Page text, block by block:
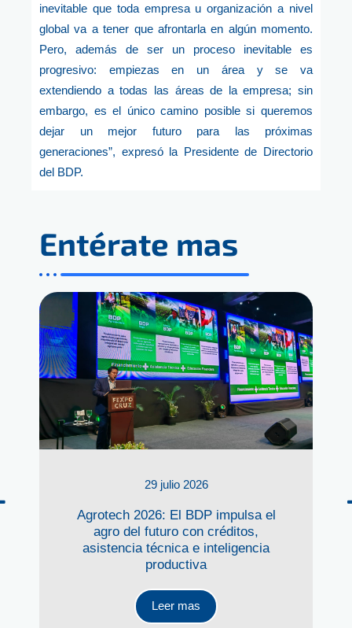
inevitable que toda empresa u organización a nivel
global va a tener que afrontarla en algún momento.
Pero, además de ser un proceso inevitable es
progresivo: empiezas en un área y se va
extendiendo a todas las áreas de la empresa; sin
embargo, es el único camino posible si queremos
dejar un mejor futuro para las próximas
generaciones”, expresó la Presidente de Directorio
del BDP.
Entérate mas
29 julio 2026
Agrotech 2026: El BDP impulsa el
agro del futuro con créditos,
asistencia técnica e inteligencia
productiva
Leer mas